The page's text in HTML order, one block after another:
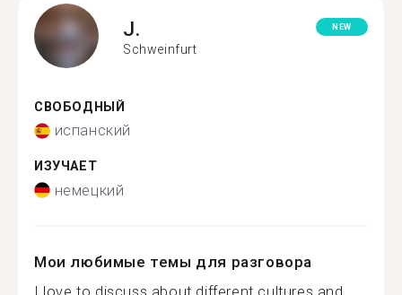
J.
Schweinfurt
NEW
СВОБОДНЫЙ
испанский
ИЗУЧАЕТ
немецкий
Мои любимые темы для разговора
I love to discuss about different cultures and